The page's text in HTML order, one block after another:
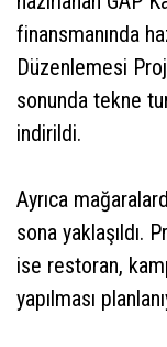
finansmanında
Düzenlemesi
sonunda tekne
indirildi.
Ayrıca
sona yaklaşıldı.
ise restoran,
yapılması